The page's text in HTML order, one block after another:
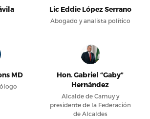
Lic Eddie López Serrano
Abogado y analista político
MD
Hon. Gabriel “Gaby”
Hernández
Alcalde de Camuy y
presidente de la Federación
de Alcaldes